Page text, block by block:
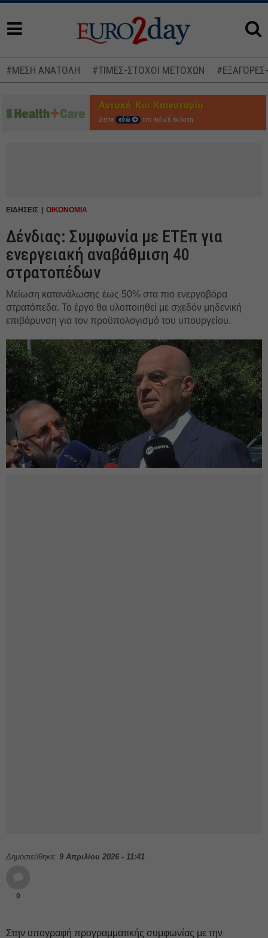
#ΜΕΣΗ ΑΝΑΤΟΛΗ #ΤΙΜΕΣ-ΣΤΟΧΟΙ ΜΕΤΟΧΩΝ
Δείτε εδώ την ειδική έκδοση
ΕΙΔΗΣΕΙΣ ΟΙΚΟΝΟΜΙΑ
Δένδιας: Συμφωνία με ΕΤΕπ για
ενεργειακή αναβάθμιση 40
στρατοπέδων
Μείωση κατανάλωσης έως 50% στα πιο ενεργοβόρα
στρατόπεδα. Το έργο θα υλοποιηθεί με σχεδόν μηδενική
επιβάρυνση για τον προϋπολογισμό του υπουργείου.
Δημοσιεύθηκε: 9 Απριλίου 2026 - 11:41
0
Στην υπογραφή προγραμματικής συμφωνίας με την